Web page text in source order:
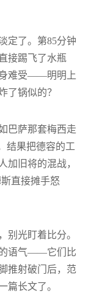
定了。第85分钟
接踢飞了水瓶
身难受——明明上
了锅似的？
巴萨那套梅西走
结果把德容的工
加旧将的混战，
直接摊手怒
别光盯着比分。
的语气——它们比
推射破门后，范
篇长文了。